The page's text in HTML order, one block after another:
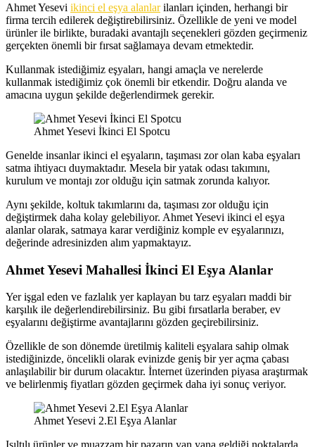
Ahmet Yesevi ikinci el eşya alanlarilanları içinden, herhangi bir
firma tercih edilerek değiştirebilirsiniz. Özellikle de yeni ve model
ürünler ile birlikte, buradaki avantajlı seçenekleri gözden geçirmeniz
gerçekten önemli bir fırsat sağlamaya devam etmektedir.
Kullanmak istediğimiz eşyaları, hangi amaçla ve nerelerde
kullanmak istediğimiz çok önemli bir etkendir. Doğru alanda ve
amacına uygun şekilde değerlendirmek gerekir.
Ahmet Yesevi İkinci El Spotcu
Genelde insanlar ikinci el eşyaların, taşıması zor olan kaba eşyaları
satma ihtiyacı duymaktadır. Mesela bir yatak odası takımını,
kurulum ve montajı zor olduğu için satmak zorunda kalıyor.
Aynı şekilde, koltuk takımlarını da, taşıması zor olduğu için
değiştirmek daha kolay gelebiliyor. Ahmet Yesevi ikinci el eşya
alanlar olarak, satmaya karar verdiğiniz komple ev eşyalarınızı,
değerinde adresinizden alım yapmaktayız.
Ahmet Yesevi Mahallesi İkinci El Eşya Alanlar
Yer işgal eden ve fazlalık yer kaplayan bu tarz eşyaları maddi bir
karşılık ile değerlendirebilirsiniz. Bu gibi fırsatlarla beraber, ev
eşyalarını değiştirme avantajlarını gözden geçirebilirsiniz.
Özellikle de son dönemde üretilmiş kaliteli eşyalara sahip olmak
istediğinizde, öncelikli olarak evinizde geniş bir yer açma çabası
anlaşılabilir bir durum olacaktır. İnternet üzerinden piyasa araştırmak
ve belirlenmiş fiyatları gözden geçirmek daha iyi sonuç veriyor.
Ahmet Yesevi 2.El Eşya Alanlar